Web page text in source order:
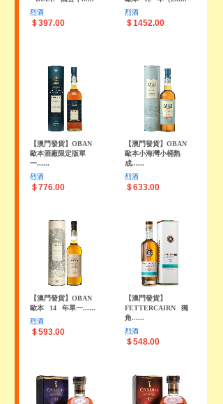
烈酒
＄397.00
烈酒
＄1452.00
【澳門發貨】OBAN
歐本酒廠限定版單
一......
烈酒
＄776.00
【澳門發貨】OBAN
歐本小海灣小桶熟
成......
烈酒
＄633.00
【澳門發貨】OBAN
歐本
14
年單一......
烈酒
＄593.00
【澳門發貨】
FETTERCAIRN
獨
角......
烈酒
＄548.00